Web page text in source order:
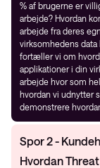
% af brugerne er
arbejde? Hvordan
arbejde fra deres
virksomhedens
fortæller vi om
applikationer i din
arbejde hvor som
hvordan vi udnytter
demonstrere
Spor 2 -
Hvordan